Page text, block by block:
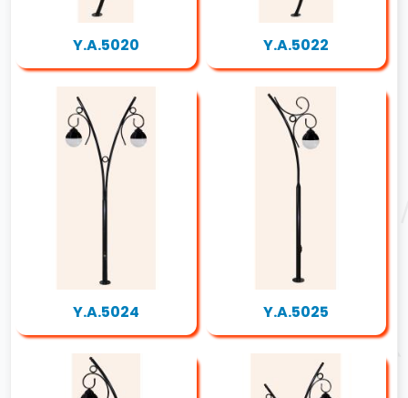
Y.A.5020 Y.A.5022
Y.A.5024 Y.A.5025